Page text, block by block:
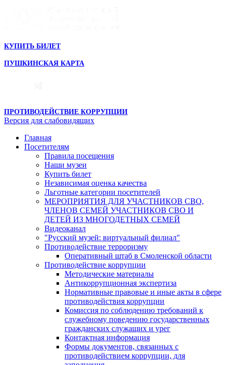
КУПИТЬ БИЛЕТ
ПУШКИНСКАЯ КАРТА
ПРОТИВОДЕЙСТВИЕ КОРРУПЦИИ
Версия для слабовидящих
Главная
Посетителям
Правила посещения
Наши музеи
Купить билет
Независимая оценка качества
Льготные категории посетителей
МЕРОПРИЯТИЯ ДЛЯ УЧАСТНИКОВ СВО,
ЧЛЕНОВ СЕМЕЙ УЧАСТНИКОВ СВО И
ДЕТЕЙ ИЗ МНОГОДЕТНЫХ СЕМЕЙ
Видеоканал
"Русский музей: виртуальный филиал"
Противодействие терроризму
Оперативный штаб в Смоленской области
Противодействие коррупции
Методические материалы
Антикоррупционная экспертиза
Нормативные правовые и иные акты в сфере
противодействия коррупции
Комиссия по соблюдению требований к
служебному поведению государственных
гражданских служащих и урег
Контактная информация
Формы документов, связанных с
противодействием коррупции, для